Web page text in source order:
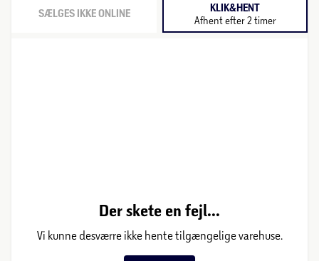
SÆLGES IKKE ONLINE KLIK&HENT
Afhent efter 2 timer
Der skete en fejl...
Vi kunne desværre ikke hente tilgængelige varehuse.